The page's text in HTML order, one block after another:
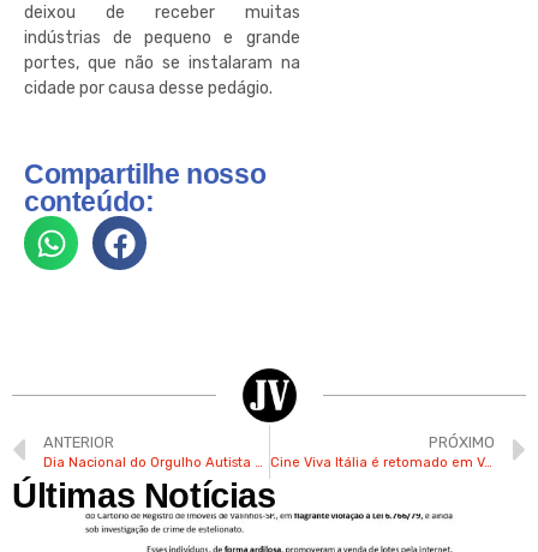
deixou de receber muitas
indústrias de pequeno e grande
portes, que não se instalaram na
cidade por causa desse pedágio.
Compartilhe nosso
conteúdo:
ANTERIOR
Dia Nacional do Orgulho Autista é aprovado na Câmara dos Deputados
PRÓXIMO
Cine Viva Itália é retomado em Valinhos nesta sexta com sessão gratuita de filme, pipoca e pizza
Últimas Notícias